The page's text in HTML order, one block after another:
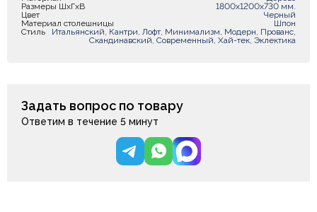
Размеры ШxГxВ
1800х1200х730 мм.
Цвет
Черный
Материал столешницы
Шпон
Стиль
Итальянский, Кантри, Лофт, Минимализм, Модерн, Прованс,
Скандинавский, Современный, Хай-тек, Эклектика
Задать вопрос по товару
Ответим в течение 5 минут